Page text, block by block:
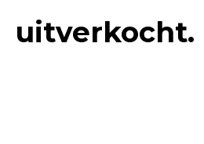
uitverkocht.